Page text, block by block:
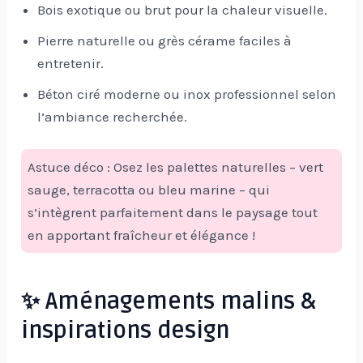
Bois exotique ou brut pour la chaleur visuelle.
Pierre naturelle ou grès cérame faciles à
entretenir.
Béton ciré moderne ou inox professionnel selon
l’ambiance recherchée.
Astuce déco : Osez les palettes naturelles – vert
sauge, terracotta ou bleu marine – qui
s’intègrent parfaitement dans le paysage tout
en apportant fraîcheur et élégance !
✨ Aménagements malins &
inspirations design